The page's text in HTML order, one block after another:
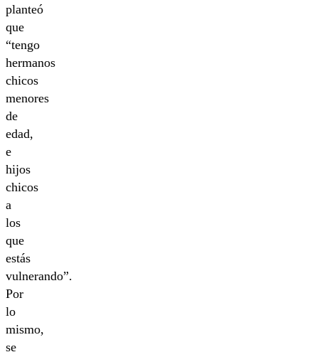
planteó
que
“tengo
hermanos
chicos
menores
de
edad,
e
hijos
chicos
a
los
que
estás
vulnerando”.
Por
lo
mismo,
se